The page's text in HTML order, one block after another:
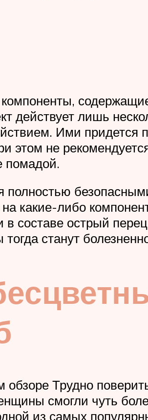
действует лишь
Ими придется
не
помадой.
какие-либо
составе острый
станут
Трудно
смогли чуть
из самых